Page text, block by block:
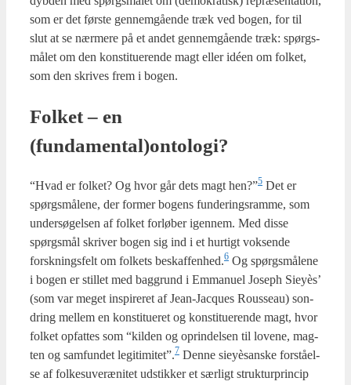
som er det før­ste gen­nem­gå­en­de træk ved bogen, for til
slut at se nær­me­re på et andet gen­nem­gå­en­de træk: spørgs­
må­let om den kon­sti­tu­e­ren­de magt eller idéen om fol­ket,
som den skri­ves frem i bogen.
Fol­ket – en
(fundamental)ontologi?
“Hvad er fol­ket? Og hvor går dets magt hen?”5 Det er
spørgs­må­le­ne, der for­mer bogens fun­de­rings­ram­me, som
under­sø­gel­sen af fol­ket for­lø­ber igen­nem. Med dis­se
spørgs­mål skri­ver bogen sig ind i et hur­tigt vok­sen­de
forsk­nings­felt om fol­kets beskaffenhed.6 Og spørgs­må­le­ne
i bogen er stil­let med bag­grund i Emma­nu­el Joseph Sieyès’
(som var meget inspi­re­ret af Jean-Jacques Rous­seau) son­
dring mel­lem en kon­sti­tu­e­ret og kon­sti­tu­e­ren­de magt, hvor
fol­ket opfat­tes som “kil­den og oprin­del­sen til love­ne, mag­
ten og sam­fun­det legitimitet”.7 Den­ne sieyèsan­ske for­stå­el­
se af fol­kes­u­veræ­ni­tet udstik­ker et sær­ligt struk­tur­prin­cip